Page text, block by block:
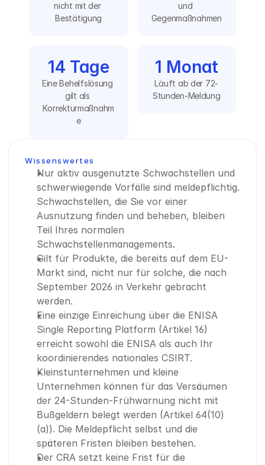
nicht mit der
Bestätigung
und
Gegenmaßnahmen
14 Tage
Eine Behelfslösung
gilt als
Korrekturmaßnahm
e
1 Monat
Läuft ab der 72-
Stunden-Meldung
Wissenswertes
Nur aktiv ausgenutzte Schwachstellen und
schwerwiegende Vorfälle sind meldepflichtig.
Schwachstellen, die Sie vor einer
Ausnutzung finden und beheben, bleiben
Teil Ihres normalen
Schwachstellenmanagements.
Gilt für Produkte, die bereits auf dem EU-
Markt sind, nicht nur für solche, die nach
September 2026 in Verkehr gebracht
werden.
Eine einzige Einreichung über die ENISA
Single Reporting Platform (Artikel 16)
erreicht sowohl die ENISA als auch Ihr
koordinierendes nationales CSIRT.
Kleinstunternehmen und kleine
Unternehmen können für das Versäumen
der 24-Stunden-Frühwarnung nicht mit
Bußgeldern belegt werden (Artikel 64(10)
(a)). Die Meldepflicht selbst und die
späteren Fristen bleiben bestehen.
Der CRA setzt keine Frist für die